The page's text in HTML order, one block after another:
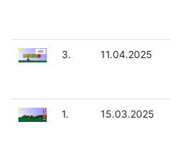
3. 11.04.2025
1. 15.03.2025